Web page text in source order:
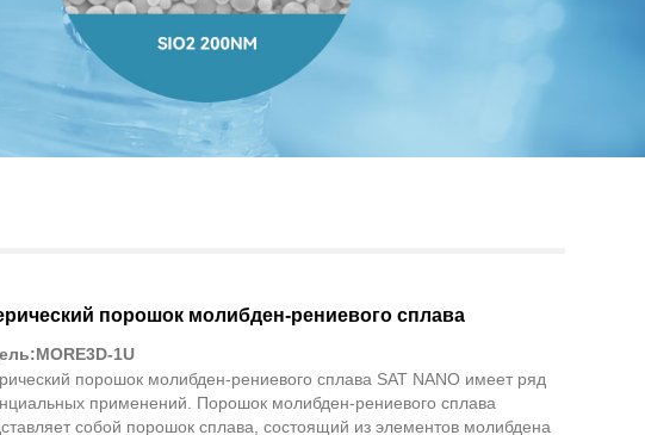
порошок молибден-рениевого сплава
1U
порошок молибден-рениевого сплава SAT NANO имеет ряд
применений. Порошок молибден-рениевого сплава
собой порошок сплава, состоящий из элементов молибдена